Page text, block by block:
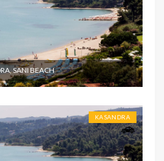
SANI BEACH
KASANDRA